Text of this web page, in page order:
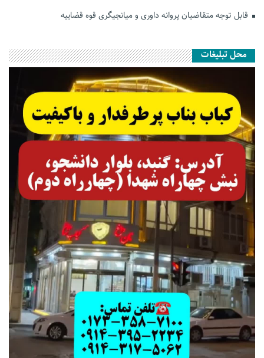
قابل توجه متقاضیان پروانه داوری و میانجیگری قوه قضاییه
محل تبلیغات